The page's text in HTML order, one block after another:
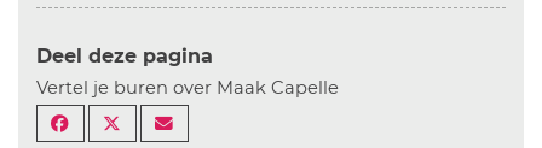
Deel deze pagina
Vertel je buren over Maak Capelle